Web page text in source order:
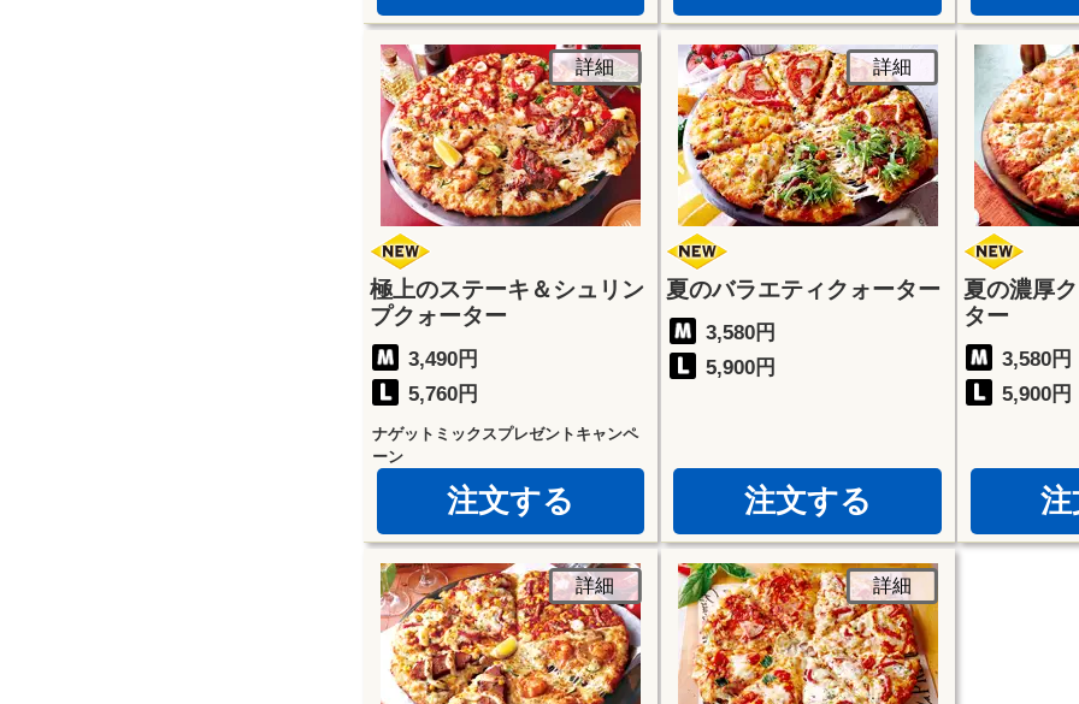
詳細
極上のステーキ＆シュリン
プクォーター
3,490円
5,760円
ナゲットミックスプレゼントキャンペ
ーン
注文する
詳細
夏のバラエティクォーター
3,580円
5,900円
注文する
夏の濃厚
ター
3,580円
5,900円
詳細 詳細